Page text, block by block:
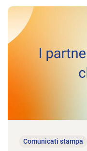
Comunicati stampa
All’articolo